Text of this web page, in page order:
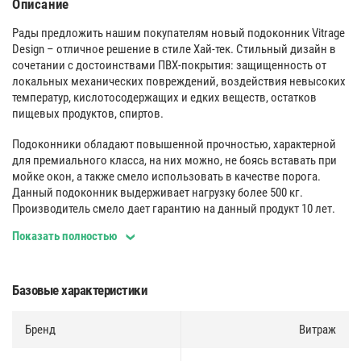
Описание
Рады предложить нашим покупателям новый подоконник Vitrage
Design – отличное решение в стиле Хай-тек. Стильный дизайн в
сочетании с достоинствами ПВХ-покрытия: защищенность от
локальных механических повреждений, воздействия невысоких
температур, кислотосодержащих и едких веществ, остатков
пищевых продуктов, спиртов.
Подоконники обладают повышенной прочностью, характерной
для премиального класса, на них можно, не боясь вставать при
мойке окон, а также смело использовать в качестве порога.
Данный подоконник выдерживает нагрузку более 500 кг.
Производитель смело дает гарантию на данный продукт 10 лет.
Поверхность:
за счет ее шлифования, специальным обрабатывающим центром,
позволяя получить идеально ровную, гладкую поверхность. Это
стадию обработки.
Показать полностью
Базовые характеристики
Бренд Витраж